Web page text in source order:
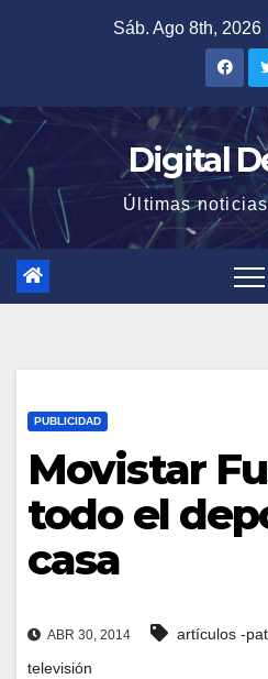
Sáb. Ago 8th, 2026
Digital
Últimas
PUBLICIDAD
Movistar
todo el
casa
ABR 30, 2014 artículos -
televisión